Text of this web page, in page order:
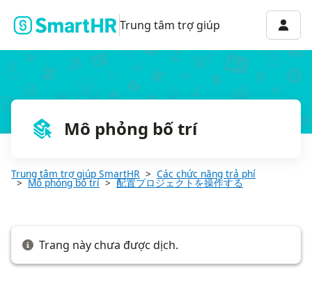
Trung tâm trợ giúp
Mô phỏng bố trí
Trung tâm trợ giúp SmartHR Các chức năng trả phí
Mô phỏng bố trí 配置プロジェクトを操作する
Trang này chưa được dịch.